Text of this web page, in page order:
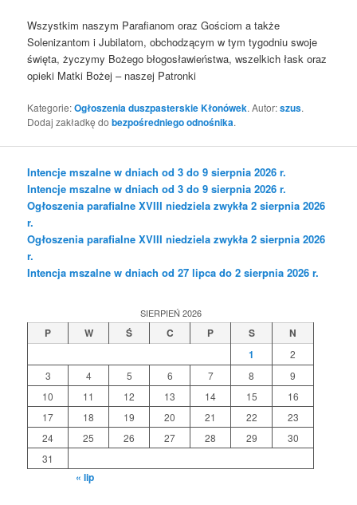
Wszystkim naszym Parafianom oraz Gościom a także
Solenizantom i Jubilatom, obchodzącym w tym tygodniu swoje
święta, życzymy Bożego błogosławieństwa, wszelkich łask oraz
opieki Matki Bożej – naszej Patronki
Kategorie:Ogłoszenia duszpasterskie Kłonówek. Autor:szus.
Dodaj zakładkę dobezpośredniego odnośnika.
Intencje mszalne w dniach od 3 do 9 sierpnia 2026 r.
Intencje mszalne w dniach od 3 do 9 sierpnia 2026 r.
Ogłoszenia parafialne XVIII niedziela zwykła 2 sierpnia 2026
r.
Ogłoszenia parafialne XVIII niedziela zwykła 2 sierpnia 2026
r.
Intencja mszalne w dniach od 27 lipca do 2 sierpnia 2026 r.
SIERPIEŃ 2026
P W Ś C P S
N
1
2
3
4 5 6 7 8
9
10
11 12 13 14 15
16
17
18 19 20 21 22
23
24
25 26 27 28 29
30
31
« lip